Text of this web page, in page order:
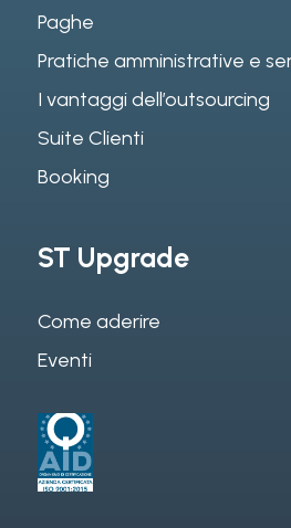
Paghe
Pratiche amministrative e
I vantaggi dell’outsourcing
Suite Clienti
Booking
ST Upgrade
Come aderire
Eventi